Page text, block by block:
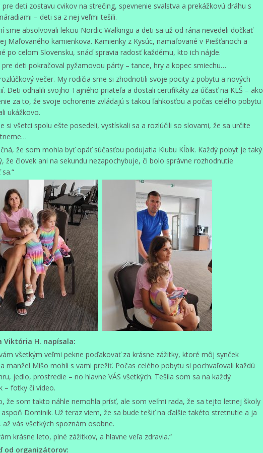
pre deti zostavu cvikov na strečing, spevnenie svalstva a prekážkovú dráhu s
– deti sa z nej veľmi tešili.
sme absolvovali lekciu Nordic Walkingu a deti sa už od rána nevedeli dočkať
Maľovaného kamienkova. Kamienky z Kysúc, namaľované v Piešťanoch a
po celom Slovensku, snáď spravia radosť každému, kto ich nájde.
pre deti pokračoval pyžamovou párty – tance, hry a kopec smiechu…
večer. My rodičia sme si zhodnotili svoje pocity z pobytu a nových
Deti odhalili svojho Tajného priateľa a dostali certifikáty za účasť na KLŠ – ako
za to, že svoje ochorenie zvládajú s takou ľahkosťou a počas celého pobytu
ukážkovo.
si všetci spolu ešte posedeli, vystískali sa a rozlúčili so slovami, že sa určite
že som mohla byť opäť súčasťou podujatia Klubu Kĺbik. Každý pobyt je taký
že človek ani na sekundu nezapochybuje, či bolo správne rozhodnutie
Viktória H. napísala:
všetkým veľmi pekne poďakovať za krásne zážitky, ktoré môj synček
manžel Mišo mohli s vami prežiť. Počas celého pobytu si pochvaľovali každú
jedlo, prostredie – no hlavne VÁS všetkých. Tešila som sa na každý
– fotky či video.
že som takto náhle nemohla prísť, ale som veľmi rada, že sa tejto letnej školy
aspoň Dominik. Už teraz viem, že sa bude tešiť na ďalšie takéto stretnutie a ja
až vás všetkých spoznám osobne.
krásne leto, plné zážitkov, a hlavne veľa zdravia.“
od organizátorov: